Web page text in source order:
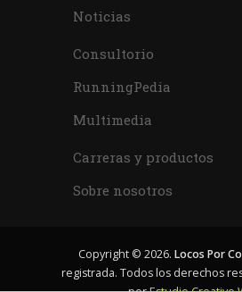
Noticias
Consultorio
RunningPedia
Multimedia
Carreras y productos
Sobre nosotros
Copyright © 2026. Locos Por
registrada. Todos los derechos